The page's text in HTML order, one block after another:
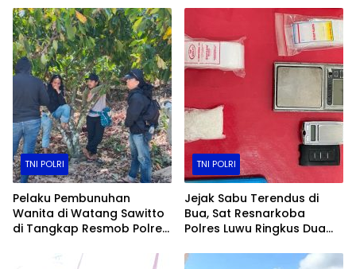
Hukum Berjalan
TNI POLRI
Pelaku Pembunuhan
Wanita di Watang Sawitto
di Tangkap Resmob Polres
TNI POLRI
Jejak Sabu Terendus di
Bua, Sat Resnarkoba
Polres Luwu Ringkus Dua